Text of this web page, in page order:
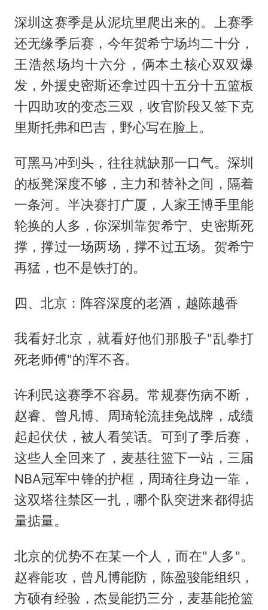
深圳这赛季是从泥坑里爬出来的。上赛季
还无缘季后赛，今年贺希宁场均二十分，
王浩然场均十六分，俩本土核心双双爆
发，外援史密斯还拿过四十五分十五篮板
十四助攻的变态三双，收官阶段又签下克
里斯托弗和巴吉，野心写在脸上。
可黑马冲到头，往往就缺那一口气。深圳
的板凳深度不够，主力和替补之间，隔着
一条河。半决赛打广厦，人家王博手里能
轮换的人多，你深圳靠贺希宁、史密斯死
撑，撑过一场两场，撑不过五场。贺希宁
再猛，也不是铁打的。
四、北京：阵容深度的老酒，越陈越香
我看好北京，就看好他们那股子"乱拳打
死老师傅"的浑不吝。
许利民这赛季不容易。常规赛伤病不断，
赵睿、曾凡博、周琦轮流挂免战牌，成绩
起起伏伏，被人看笑话。可到了季后赛，
这些人全回来了，麦基往篮下一站，三届
NBA冠军中锋的护框，周琦往身边一靠，
这双塔往禁区一扎，哪个队突进来都得掂
量掂量。
北京的优势不在某一个人，而在"人多"。
赵睿能攻，曾凡博能防，陈盈骏能组织，
方硕有经验，杰曼能扔三分，麦基能抢篮